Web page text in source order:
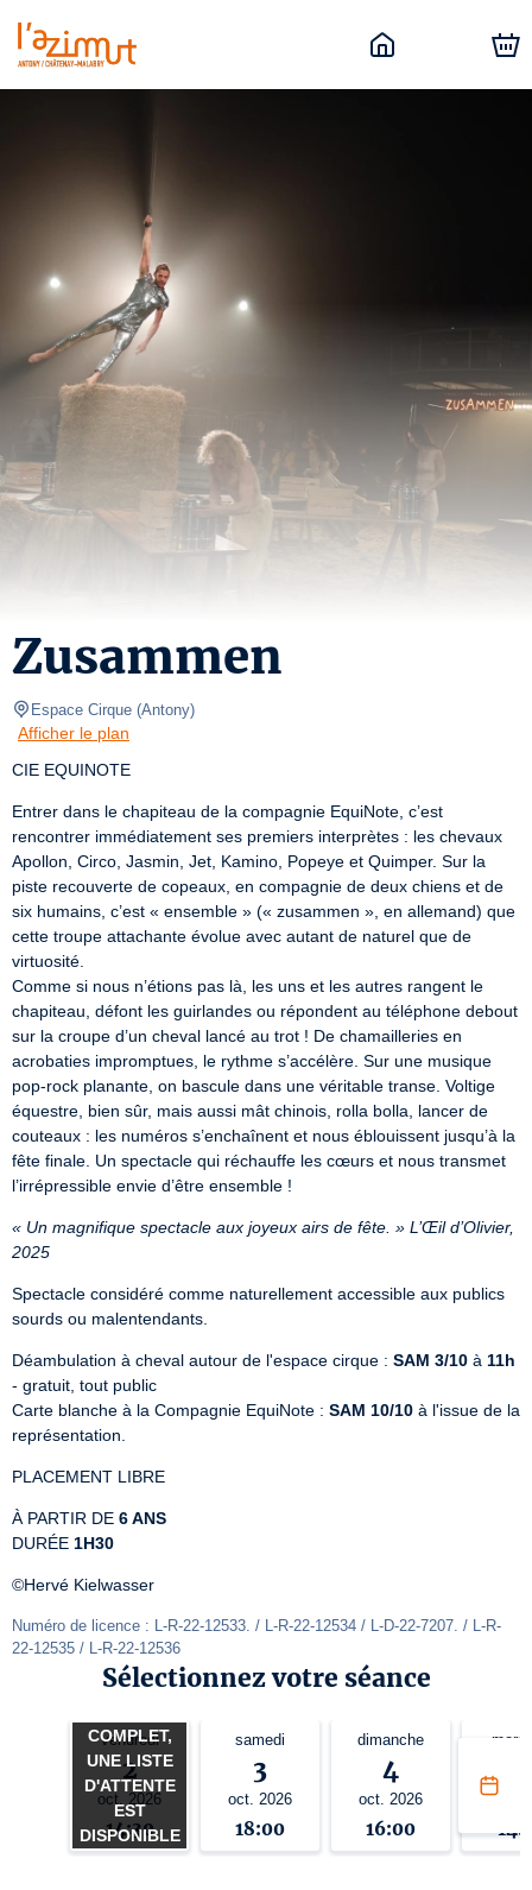
Zusammen
Espace Cirque (Antony)
Afficher le plan
CIE EQUINOTE
Entrer dans le chapiteau de la compagnie EquiNote, c’est
rencontrer immédiatement ses premiers interprètes : les chevaux
Apollon, Circo, Jasmin, Jet, Kamino, Popeye et Quimper. Sur la
piste recouverte de copeaux, en compagnie de deux chiens et de
six humains, c’est « ensemble » (« zusammen », en allemand) que
cette troupe attachante évolue avec autant de naturel que de
virtuosité.
Comme si nous n’étions pas là, les uns et les autres rangent le
chapiteau, défont les guirlandes ou répondent au téléphone debout
sur la croupe d’un cheval lancé au trot ! De chamailleries en
acrobaties impromptues, le rythme s’accélère. Sur une musique
pop-rock planante, on bascule dans une véritable transe. Voltige
équestre, bien sûr, mais aussi mât chinois, rolla bolla, lancer de
couteaux : les numéros s’enchaînent et nous éblouissent jusqu’à la
fête finale. Un spectacle qui réchauffe les cœurs et nous transmet
l’irrépressible envie d’être ensemble !
« Un magnifique spectacle aux joyeux airs de fête. » L’Œil d’Olivier,
2025
Spectacle considéré comme naturellement accessible aux publics
sourds ou malentendants.
Déambulation à cheval autour de l'espace cirque : SAM 3/10 à 11h
- gratuit, tout public
Carte blanche à la Compagnie EquiNote : SAM 10/10 à l'issue de la
représentation.
PLACEMENT LIBRE
À PARTIR DE 6 ANS
DURÉE 1H30
©Hervé Kielwasser
Numéro de licence : L-R-22-12533. / L-R-22-12534 / L-D-22-7207. / L-R-
22-12535 / L-R-22-12536
Sélectionnez votre séance
vendredi
2
oct. 2026
14:30
COMPLET,
UNE LISTE
D'ATTENTE
EST
DISPONIBLE
samedi
3
oct. 2026
18:00
dimanche
4
oct. 2026
16:00
oct.